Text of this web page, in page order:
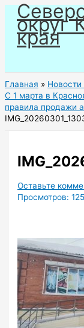
Перейти
содержимому
округ
края
Главная
Новости
С 1 марта в
правила продажи
Оставьте
Просмотров: 125